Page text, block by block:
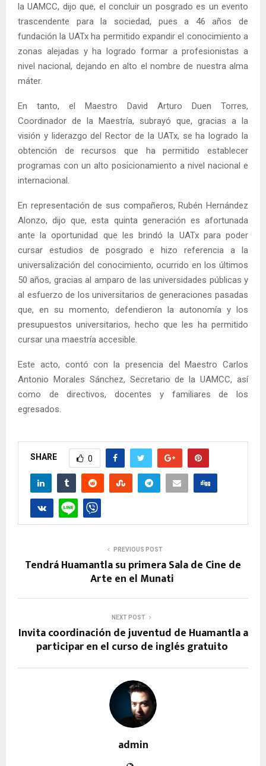
la UAMCC, dijo que, el concluir un posgrado es un evento
trascendente para la sociedad, pues a 46 años de
fundación la UATx ha permitido expandir el conocimiento a
zonas alejadas y ha logrado formar a profesionistas a
nivel nacional, dejando en alto el nombre de nuestra alma
máter.
En tanto, el Maestro David Arturo Duen Torres,
Coordinador de la Maestría, subrayó que, gracias a la
visión y liderazgo del Rector de la UATx, se ha logrado la
obtención de recursos que ha permitido establecer
programas con un alto posicionamiento a nivel nacional e
internacional.
En representación de sus compañeros, Rubén Hernández
Alonzo, dijo que, esta quinta generación es afortunada
ante la oportunidad que les brindó la UATx para poder
cursar estudios de posgrado e hizo referencia a la
universalización del conocimiento, ocurrido en los últimos
50 años, gracias al amparo de las universidades públicas y
al esfuerzo de los universitarios de generaciones pasadas
que, en su momento, defendieron la autonomía y los
presupuestos universitarios, hecho que les ha permitido
cursar una maestría accesible.
Este acto, contó con la presencia del Maestro Carlos
Antonio Morales Sánchez, Secretario de la UAMCC, así
como de directivos, docentes y familiares de los
egresados.
SHARE 0
PREVIOUS POST
Tendrá Huamantla su primera Sala de Cine de
Arte en el Munati
NEXT POST
Invita coordinación de juventud de Huamantla a
participar en el curso de inglés gratuito
admin